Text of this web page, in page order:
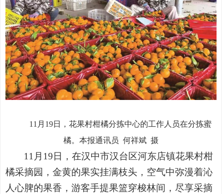
11月19日，花果村柑橘分拣中心的工作人员在分拣蜜
橘。本报通讯员 何祥斌 摄
11月19日，在汉中市汉台区河东店镇花果村柑
橘采摘园，金黄的果实挂满枝头，空气中弥漫着沁
人心脾的果香，游客手提果篮穿梭林间，尽享采摘